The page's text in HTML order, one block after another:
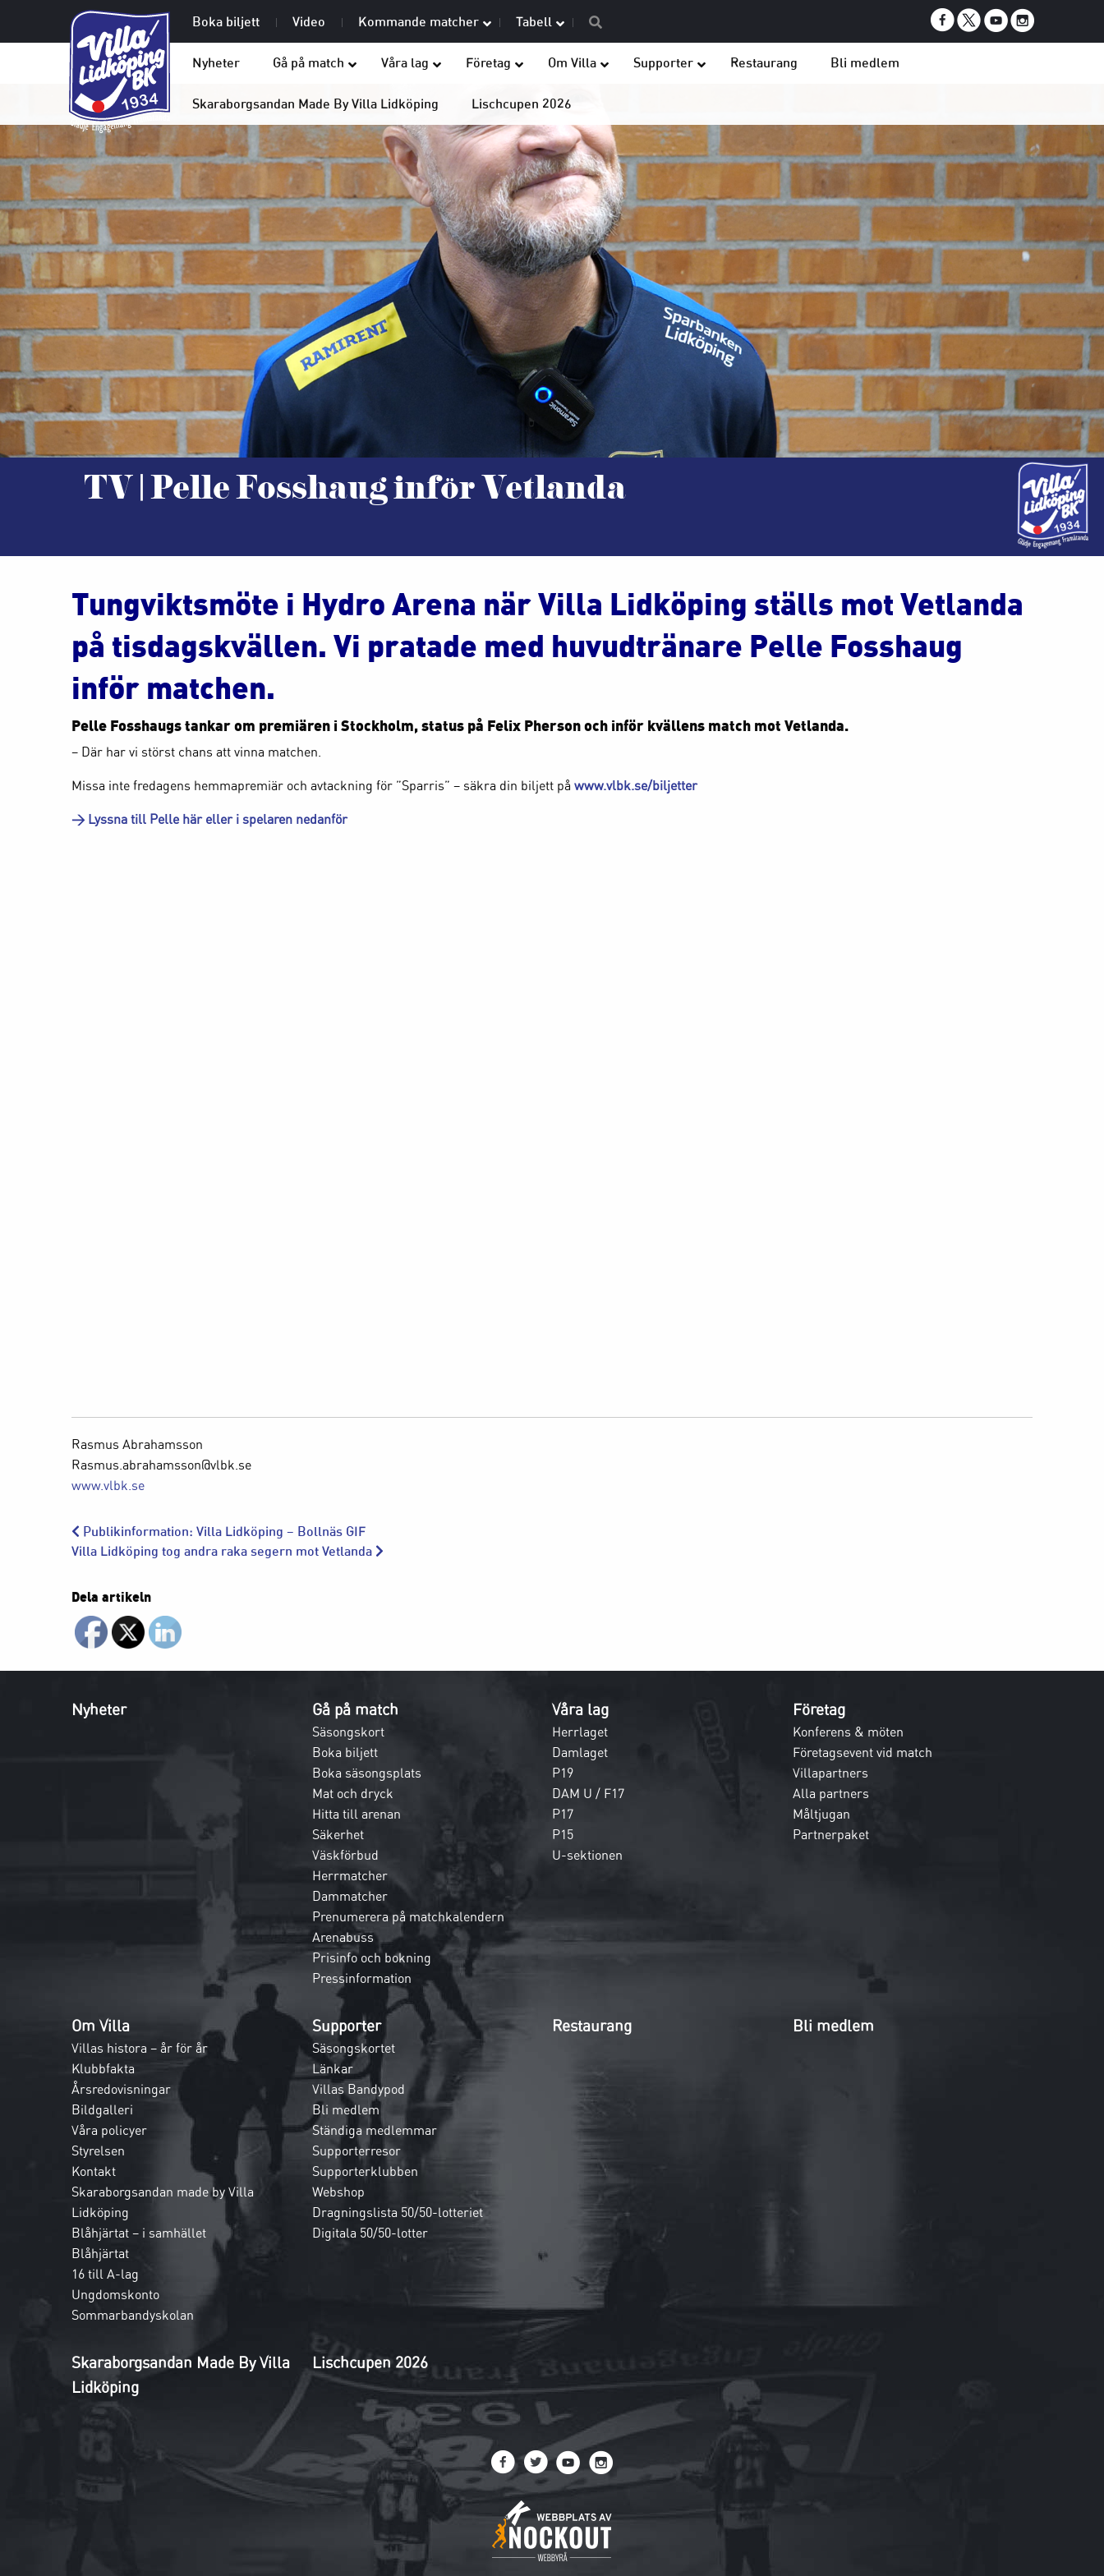
Boka biljett Video Kommande matcher Tabell
Nyheter Gå på match Våra lag Företag Om Villa Supporter Restaurang Bli medlem
Skaraborgsandan Made By Villa Lidköping Lischcupen 2026
TV | Pelle Fosshaug inför Vetlanda
Tungviktsmöte i Hydro Arena när Villa Lidköping ställs mot Vetlanda
på tisdagskvällen. Vi pratade med huvudtränare Pelle Fosshaug
inför matchen.
Pelle Fosshaugs tankar om premiären i Stockholm, status på Felix Pherson och inför kvällens match mot Vetlanda.
– Där har vi störst chans att vinna matchen.
Missa inte fredagens hemmapremiär och avtackning för ”Sparris” – säkra din biljett på www.vlbk.se/biljetter
> Lyssna till Pelle här eller i spelaren nedanför
Rasmus Abrahamsson
Rasmus.abrahamsson@vlbk.se
www.vlbk.se
Publikinformation: Villa Lidköping – Bollnäs GIF
Villa Lidköping tog andra raka segern mot Vetlanda
Dela artikeln
Nyheter Gå på match
Säsongskort
Boka biljett
Boka säsongsplats
Mat och dryck
Hitta till arenan
Säkerhet
Väskförbud
Herrmatcher
Dammatcher
Prenumerera på matchkalendern
Arenabuss
Prisinfo och bokning
Pressinformation
Våra lag
Herrlaget
Damlaget
P19
DAM U / F17
P17
P15
U-sektionen
Företag
Konferens & möten
Företagsevent vid match
Villapartners
Alla partners
Måltjugan
Partnerpaket
Om Villa
Villas histora – år för år
Klubbfakta
Årsredovisningar
Bildgalleri
Våra policyer
Styrelsen
Kontakt
Skaraborgsandan made by Villa
Lidköping
Blåhjärtat – i samhället
Blåhjärtat
16 till A-lag
Ungdomskonto
Sommarbandyskolan
Supporter
Säsongskortet
Länkar
Villas Bandypod
Bli medlem
Ständiga medlemmar
Supporterresor
Supporterklubben
Webshop
Dragningslista 50/50-lotteriet
Digitala 50/50-lotter
Restaurang Bli medlem
Skaraborgsandan Made By Villa
Lidköping
Lischcupen 2026